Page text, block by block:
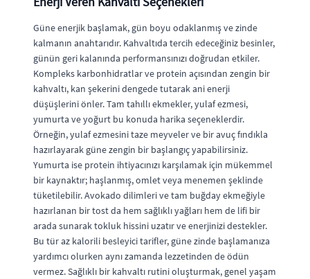
Güne enerjik başlamak, gün boyu odaklanmış ve zinde
kalmanın anahtarıdır. Kahvaltıda tercih edeceğiniz besinler,
günün geri kalanında performansınızı doğrudan etkiler.
Kompleks karbonhidratlar ve protein açısından zengin bir
kahvaltı, kan şekerini dengede tutarak ani enerji
düşüşlerini önler. Tam tahıllı ekmekler, yulaf ezmesi,
yumurta ve yoğurt bu konuda harika seçeneklerdir.
Örneğin, yulaf ezmesini taze meyveler ve bir avuç fındıkla
hazırlayarak güne zengin bir başlangıç yapabilirsiniz.
Yumurta ise protein ihtiyacınızı karşılamak için mükemmel
bir kaynaktır; haşlanmış, omlet veya menemen şeklinde
tüketilebilir. Avokado dilimleri ve tam buğday ekmeğiyle
hazırlanan bir tost da hem sağlıklı yağları hem de lifi bir
arada sunarak tokluk hissini uzatır ve enerjinizi destekler.
Bu tür az kalorili besleyici tarifler, güne zinde başlamanıza
yardımcı olurken aynı zamanda lezzetinden de ödün
vermez. Sağlıklı bir kahvaltı rutini oluşturmak, genel yaşam